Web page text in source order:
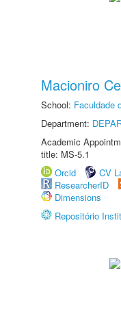
Macioniro
School: Faculdade
Department:
Academic
title: MS-5.1
Orcid
CV
ResearcherID
Dimensions
Repositório